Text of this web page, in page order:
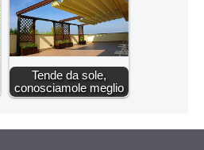
Tende da sole,
conosciamole meglio